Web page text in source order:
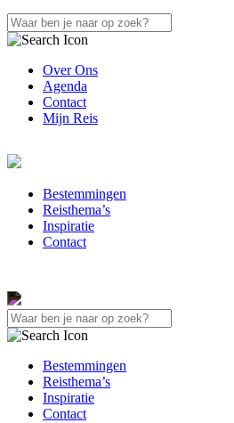
Over Ons
Agenda
Contact
Mijn Reis
Bestemmingen
Reisthema’s
Inspiratie
Contact
Bestemmingen
Reisthema’s
Inspiratie
Contact